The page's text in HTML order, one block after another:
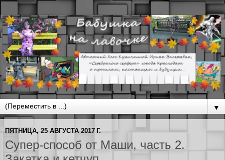
▼
ПЯТНИЦА, 25 АВГУСТА 2017 Г.
Супер-способ от Маши, часть 2.